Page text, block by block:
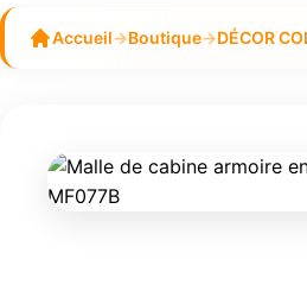
Accueil→Boutique→DÉCOR